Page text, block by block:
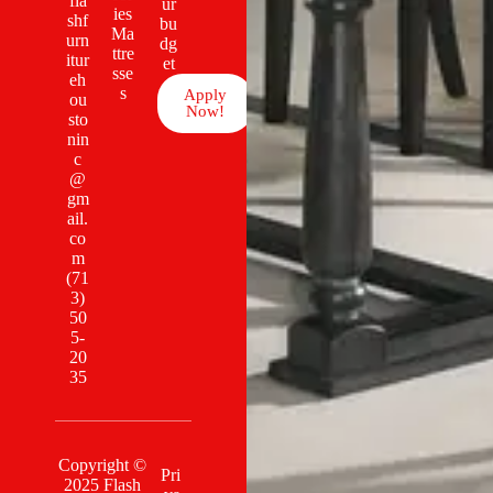
ies
Ma
ttre
sse
s
shf
urn
itur
eh
ou
sto
nin
c
@
gm
ail.
co
m
(71
3)
50
5-
20
35
bu
dg
et
Apply
Now!
Copyright ©
2025 Flash
Pri